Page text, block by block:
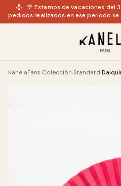
🌴 Estamos de vacaciones del
pedidos realizados en ese periodo
KanelaFans›Colección›Standard›